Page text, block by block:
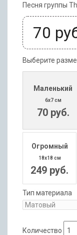
Песня группы
70
Выберите
Маленький
6x7 см
70 руб.
Огромный
18x18 см
249 руб.
Тип материала
Количество